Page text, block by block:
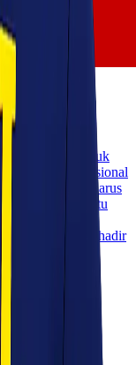
Indonesia
Distribusi produk
yang profesional
pengiriman harus
ketepatan waktu
bisnis tanpa
Lionel Express hadir